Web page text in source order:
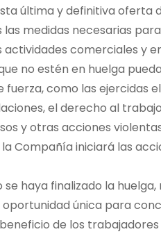
última y definitiva oferta
las medidas necesarias
comerciales y
no estén en huelga
como las ejercidas
el derecho al
y otras acciones
Compañía iniciará las
haya finalizado la
única para
de los trabajadores